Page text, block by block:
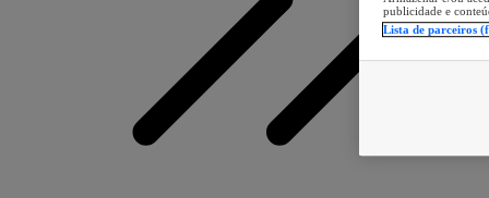
publicidade e
Lista de parceiros